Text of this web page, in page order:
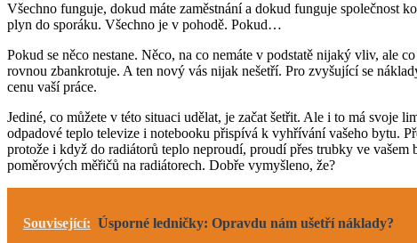
Všechno funguje, dokud máte zaměstnání a dokud funguje společnost
plyn do sporáku. Všechno je v pohodě. Pokud…
Pokud se něco nestane. Něco, na co nemáte v podstatě nijaký vliv, ale
rovnou zbankrotuje. A ten nový vás nijak nešetří. Pro zvyšující se
cenu vaší práce.
Jediné, co můžete v této situaci udělat, je začat šetřit. Ale i to má svoje
odpadové teplo televize i notebooku přispívá k vyhřívání vašeho bytu.
protože i když do radiátorů teplo neproudí, proudí přes trubky ve
poměrových měřičů na radiátorech. Dobře vymyšleno, že?
Související: Úsporné ledničky: Opravdu nám ušetří náklady?